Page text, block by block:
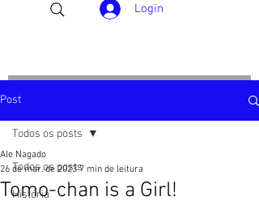
Login
Post
Todos os posts
História
Todos os posts
Tomo-chan is a Girl!
Ale Nagado
26 de mar. de 2023 7 min de leitura